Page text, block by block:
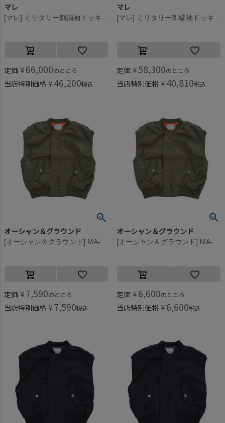
マレ
[マレ] ミリタリー刺繍袖ドッキングジャケット ブラック(2)
定価 ¥ 66,000のところ
当店特別価格 ¥ 46,200税込
マレ
[マレ] ミリタリー刺繍袖ドッキングジャケット ブラック(2)
定価 ¥ 58,300のところ
当店特別価格 ¥ 40,810税込
オーシャン＆グラウンド
[オーシャン＆グラウンド] MA-1BIGシルエットベスト オリーブ(OL)
定価 ¥ 7,590のところ
当店特別価格 ¥ 7,590税込
オーシャン＆グラウンド
[オーシャン＆グラウンド] MA-1BIGシルエットベスト オリーブ(OL)
定価 ¥ 6,600のところ
当店特別価格 ¥ 6,600税込